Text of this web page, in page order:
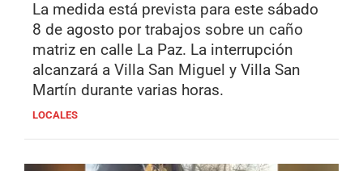
La medida está prevista para este sábado
8 de agosto por trabajos sobre un caño
matriz en calle La Paz. La interrupción
alcanzará a Villa San Miguel y Villa San
Martín durante varias horas.
LOCALES